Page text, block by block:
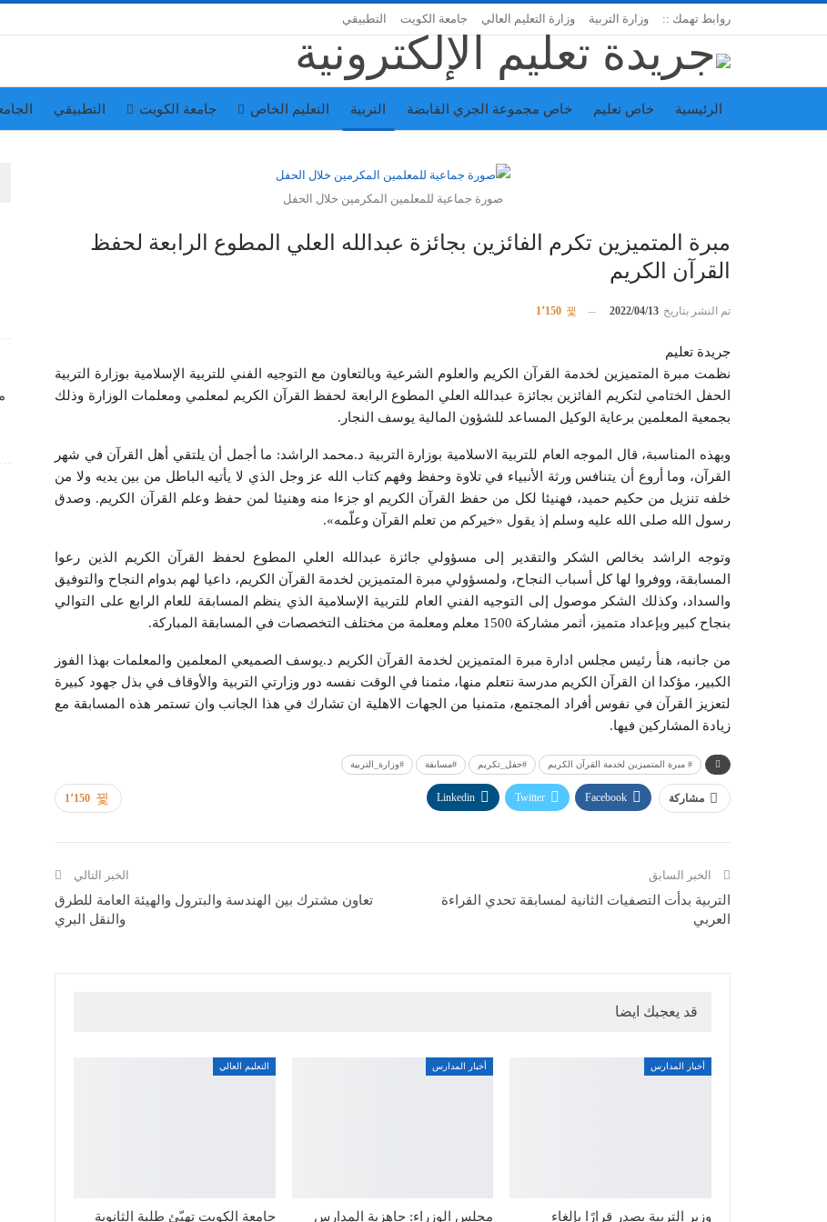
روابط تهمك :: وزارة التربية وزارة التعليم العالي جامعة الكويت التطبيقي
الرئيسية خاص تعليم خاص مجموعة الجري القابضة التربية التعليم الخاص جامعة الكويت التطبيقي
صورة جماعية للمعلمين المكرمين خلال الحفل
مبرة المتميزين تكرم الفائزين بجائزة عبدالله العلي المطوع الرابعة لحفظ
القرآن الكريم
تم النشر بتاريخ 2022/04/13
جريدة تعليم
نظمت مبرة المتميزين ل‍خدمة القرآن الكريم والعلوم الشرعية وبالتعاون مع التوجيه الفني للتربية الإسلامية بوزارة التربية
الحفل الختامي لتكريم الفائزين بجائزة عبدالله العلي المطوع الرابعة لحفظ القرآن الكريم لمعلمي ومعلمات الوزارة وذلك
بجمعية المعلمين برعاية الوكيل المساعد للشؤون المالية يوسف النجار.
وبهذه المناسبة، قال الموجه العام للتربية الاسلامية بوزارة التربية د.محمد الراشد: ما أجمل أن يلتقي أهل القرآن في شهر
القرآن، وما أروع أن يتنافس ورثة الأنبياء في تلاوة وحفظ وفهم كتاب الله عز وجل الذي لا يأتيه الباطل من بين يديه ولا من
خلفه تنزيل من حكيم حميد، فهنيئا لكل من حفظ القرآن الكريم او جزءا منه وهنيئا لمن حفظ وعلم القرآن الكريم. وصدق
رسول الله صلى الله عليه وسلم إذ يقول «خيركم من تعلم القرآن وعلّمه».
وتوجه الراشد بخالص الشكر والتقدير إلى مسؤولي جائزة عبدالله العلي المطوع لحفظ القرآن الكريم الذين رعوا
المسابقة، ووفروا لها كل أسباب النجاح، ولمسؤولي مبرة المتميزين لخدمة القرآن الكريم، داعيا لهم بدوام النجاح والتوفيق
والسداد، وكذلك الشكر موصول إلى التوجيه الفني العام للتربية الإسلامية الذي ينظم المسابقة للعام الرابع على التوالي
بنجاح كبير وبإعداد متميز، أثمر مشاركة 1500 معلم ومعلمة من مختلف التخصصات في المسابقة المباركة.
من جانبه، هنأ رئيس مجلس ادارة مبرة المتميزين لخدمة القرآن الكريم د.يوسف الصميعي المعلمين والمعلمات بهذا الفوز
الكبير، مؤكدا ان القرآن الكريم مدرسة نتعلم منها، مثمنا في الوقت نفسه دور وزارتي التربية والأوقاف في بذل جهود كبيرة
لتعزيز القرآن في نفوس أفراد المجتمع، متمنيا من الجهات الاهلية ان تشارك في هذا الجانب وان تستمر هذه المسابقة مع
زيادة المشاركين فيها.‫
# مبرة المتميزين ل‍خدمة القرآن الكريم #حفل_تكريم #مسابقة #وزارة_التربية
1٬150 مشاركة Facebook
Twitter
Linkedin
الخبر السابق
التربية بدأت التصفيات الثانية لمسابقة تحدي القراءة
العربي
الخبر التالي
تعاون مشترك بين الهندسة والبترول والهيئة العامة للطرق
والنقل البري
قد يعجبك ايضا
أخبار المدارس
وزير التربية يصدر قرارًا بإلغاء
أخبار المدارس
مجلس الوزراء: جاهزية المدارس
التعليم العالي
جامعة الكويت تهيّئ طلبة الثانوية